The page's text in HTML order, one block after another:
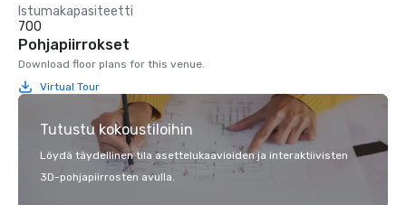
Istumakapasiteetti
700
Pohjapiirrokset
Download floor plans for this venue.
Virtual Tour
Tutustu kokoustiloihin
Löydä täydellinen tila asettelukaavioiden ja interaktiivisten
3D-pohjapiirrosten avulla.